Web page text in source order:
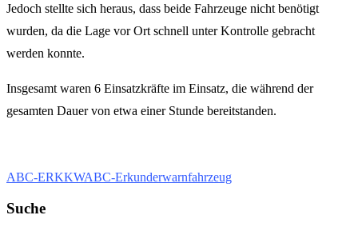
Jedoch stellte sich heraus, dass beide Fahrzeuge nicht benötigt
wurden, da die Lage vor Ort schnell unter Kontrolle gebracht
werden konnte.
Insgesamt waren 6 Einsatzkräfte im Einsatz, die während der
gesamten Dauer von etwa einer Stunde bereitstanden.
ABC-ERKKWABC-Erkunderwarnfahrzeug
Suche